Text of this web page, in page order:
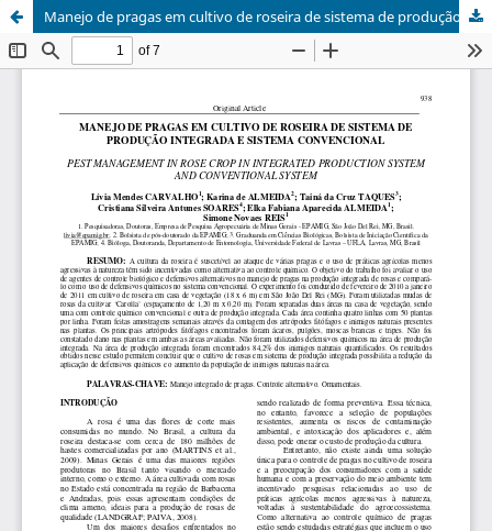
Manejo de pragas em cultivo de roseira de sistema de produção integrada e sistema convencional